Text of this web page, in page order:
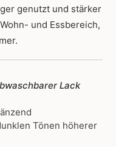
genutzt und stärker
und Essbereich,
Lack
Tönen höherer